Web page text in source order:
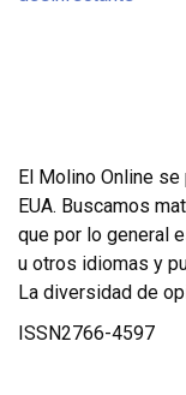
El Molino Online
EUA. Buscamos
que por lo general
u otros idiomas y
La diversidad de
ISSN2766-4597